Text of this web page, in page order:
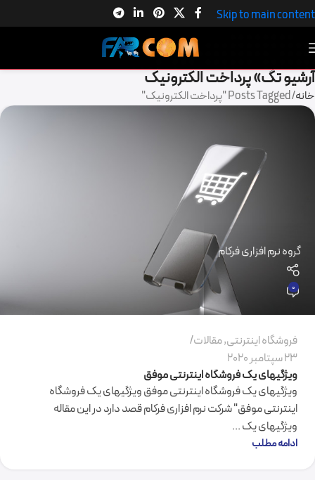
Skip to main content
آرشیو تگ» پرداخت الکترونیک
خانه Posts Tagged "پرداخت الکترونیک"
گروه نرم افزاری فرکام
0
فروشگاه اینترنتی,مقالات
23 سپتامبر 2020
ویژگیهای یک فروشگاه اینترنتی موفق
ویژگیهای یک فروشگاه اینترنتی موفق ویژگیهای یک فروشگاه
اینترنتی موفق" شرکت نرم افزاری فرکام قصد دارد در این مقاله
ویژگیهای یک ...
ادامه مطلب